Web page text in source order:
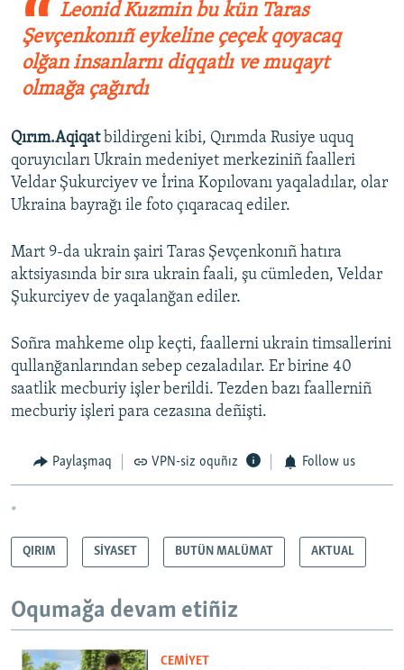
Leonid Kuzmin bu kün Taras
Şevçenkonıñ eykeline çeçek qoyacaq
olğan insanlarnı diqqatlı ve muqayt
olmağa çağırdı
Qırım.Aqiqat bildirgeni kibi, Qırımda Rusiye uquq
qoruyıcıları Ukrain medeniyet merkeziniñ faalleri
Veldar Şukurciyev ve İrina Kopılovanı yaqaladılar, olar
Ukraina bayrağı ile foto çıqaracaq ediler.
Mart 9-da ukrain şairi Taras Şevçenkonıñ hatıra
aktsiyasında bir sıra ukrain faali, şu cümleden, Veldar
Şukurciyev de yaqalanğan ediler.
Soñra mahkeme olıp keçti, faallerni ukrain timsallerini
qullanğanlarından sebep cezaladılar. Er birine 40
saatlik mecburiy işler berildi. Tezden bazı faallerniñ
mecburiy işleri para cezasına deñişti.
Paylaşmaq VPN-siz oquñız Follow us
*
QIRIM SİYASET BUTÜN MALÜMAT AKTUAL
Oqumağa devam etiñiz
CEMİYET